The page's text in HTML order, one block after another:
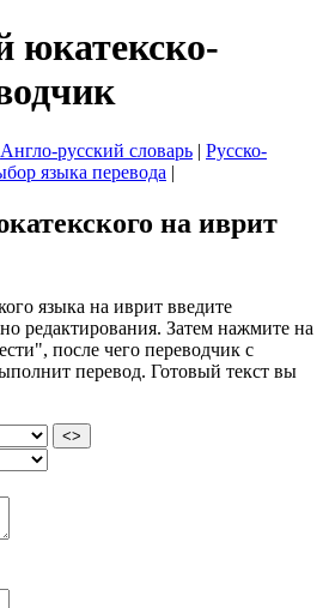
юкатекско-
Англо-русский словарь | Русско-
языка перевода |
на иврит
языка на иврит введите
редактирования. Затем нажмите на
после чего переводчик с
перевод. Готовый текст вы
<>